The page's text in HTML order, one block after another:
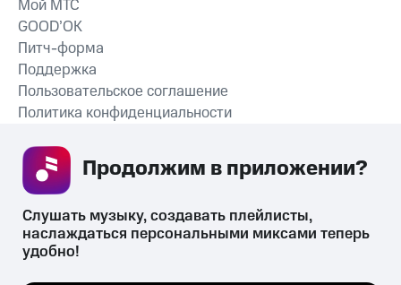
СКАЧАТЬ ПРИЛОЖЕНИЕ
Мой МТС
GOOD’OK
Питч-форма
Поддержка
Пользовательское соглашение
Политика конфиденциальности
Слушать музыку, создавать плейлисты,
наслаждаться персональными миксами теперь
удобно!